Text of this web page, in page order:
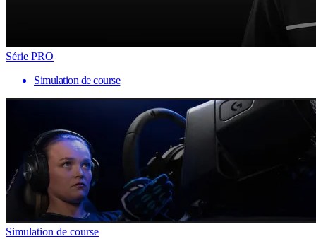
Série PRO
Simulation de course
Simulation de course